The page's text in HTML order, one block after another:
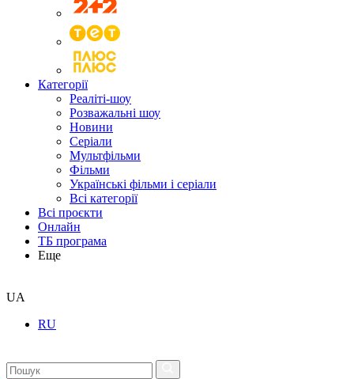
Категорії
Реаліті-шоу
Розважальні шоу
Новини
Серіали
Мультфільми
Фільми
Українські фільми і серіали
Всі категорії
Всі проєкти
Онлайн
ТБ програма
Еще
UA
RU